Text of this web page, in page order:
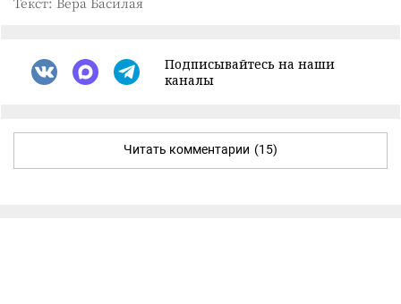
Подписывайтесь на наши
каналы
Читать комментарии (15)